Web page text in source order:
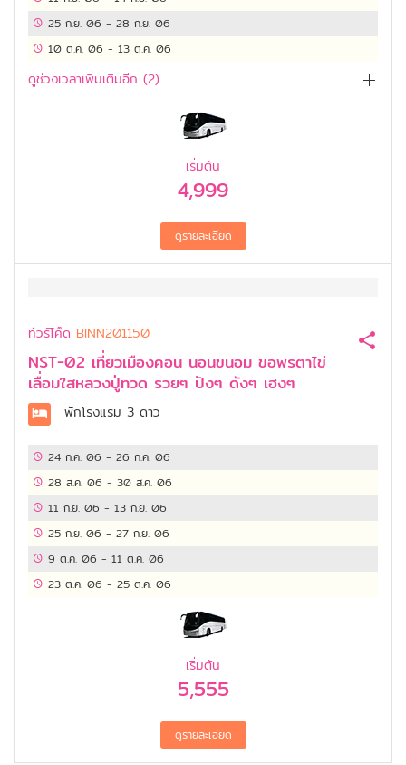
25 ก.ย. 06 - 28 ก.ย. 06
10 ต.ค. 06 - 13 ต.ค. 06
ดูช่วงเวลาเพิ่มเติมอีก (2)
เริ่มต้น
4,999
ทัวร์โค๊ด BINN201150
NST-02 เที่ยวเมืองคอน นอนขนอม ขอพรตาไข่
เลื่อมใสหลวงปู่ทวด รวยๆ ปังๆ ดังๆ เฮงๆ
พักโรงแรม 3 ดาว
24 ก.ค. 06 - 26 ก.ค. 06
28 ส.ค. 06 - 30 ส.ค. 06
11 ก.ย. 06 - 13 ก.ย. 06
25 ก.ย. 06 - 27 ก.ย. 06
9 ต.ค. 06 - 11 ต.ค. 06
23 ต.ค. 06 - 25 ต.ค. 06
เริ่มต้น
5,555